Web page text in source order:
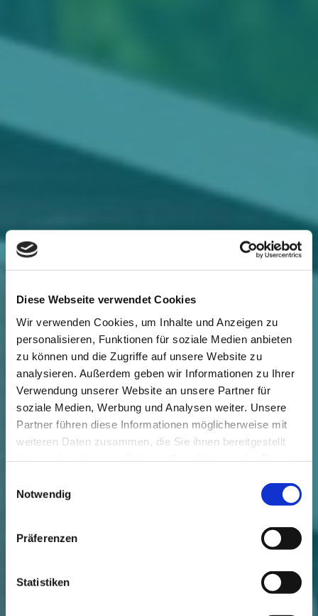
Diese Webseite verwendet Cookies
Wir verwenden Cookies, um Inhalte und Anzeigen zu
personalisieren, Funktionen für soziale Medien anbieten
zu können und die Zugriffe auf unsere Website zu
analysieren. Außerdem geben wir Informationen zu Ihrer
Verwendung unserer Website an unsere Partner für
soziale Medien, Werbung und Analysen weiter. Unsere
Partner führen diese Informationen möglicherweise mit
weiteren Daten zusammen, die Sie ihnen bereitgestellt
Notwendig
Präferenzen
Statistiken
Hier bewegt sich was!